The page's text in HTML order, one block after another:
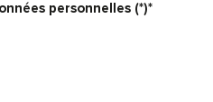
personnelles (*)*